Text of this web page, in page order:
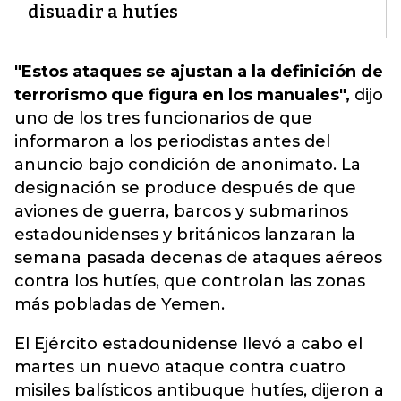
disuadir a hutíes
"Estos ataques se ajustan a la definición de
terrorismo que figura en los manuales", dijo
uno de los tres funcionarios de que
informaron a los periodistas antes del
anuncio bajo condición de anonimato. La
designación se produce después de que
aviones de guerra, barcos y submarinos
estadounidenses y británicos lanzaran la
semana pasada decenas de ataques aéreos
contra los hutíes, que controlan las zonas
más pobladas de Yemen.
El Ejército estadounidense llevó a cabo el
martes un nuevo ataque contra cuatro
misiles balísticos antibuque hutíes, dijeron a